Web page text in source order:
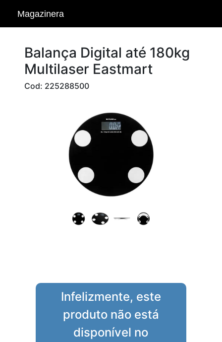
Magazinera
Balança Digital até 180kg
Multilaser Eastmart
Cod: 225288500
Infelizmente, este
produto não está
disponível no